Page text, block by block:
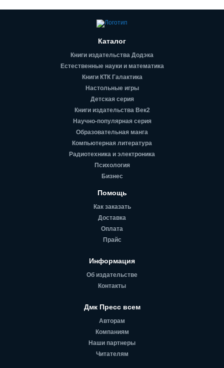
Каталог
Книги издательства Додэка
Естественные науки и математика
Книги КТК Галактика
Настольные игры
Детская серия
Книги издательства Век2
Научно-популярная серия
Образовательная манга
Компьютерная литература
Радиотехника и электроника
Психология
Бизнес
Помощь
Как заказать
Доставка
Оплата
Прайс
Информация
Об издательстве
Контакты
Дмк Пресс всем
Авторам
Компаниям
Наши партнеры
Читателям